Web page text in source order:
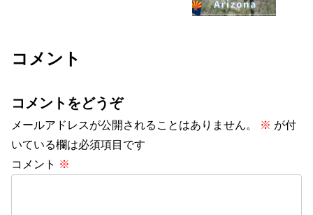
コメント
コメントをどうぞ
メールアドレスが公開されることはありません。 ※ が付
いている欄は必須項目です
コメント ※